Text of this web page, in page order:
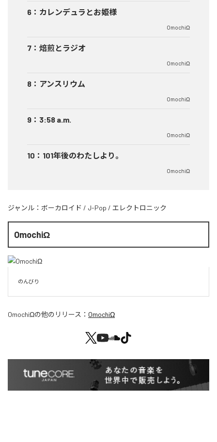
6 ： カレンデュラとお姫様
OmochiΩ
7 ： 焙煎とラジオ
OmochiΩ
8 ： アンスリウム
OmochiΩ
9 ： 3:58 a.m.
OmochiΩ
10 ： 101年後のわたしより。
OmochiΩ
ジャンル： ボーカロイド / J-Pop / エレクトロニック
OmochiΩ
のんびり
OmochiΩの他のリリース： OmochiΩ